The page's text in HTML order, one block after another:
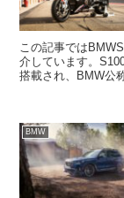
この記事では
介しています。
搭載され、BMW公
BMW